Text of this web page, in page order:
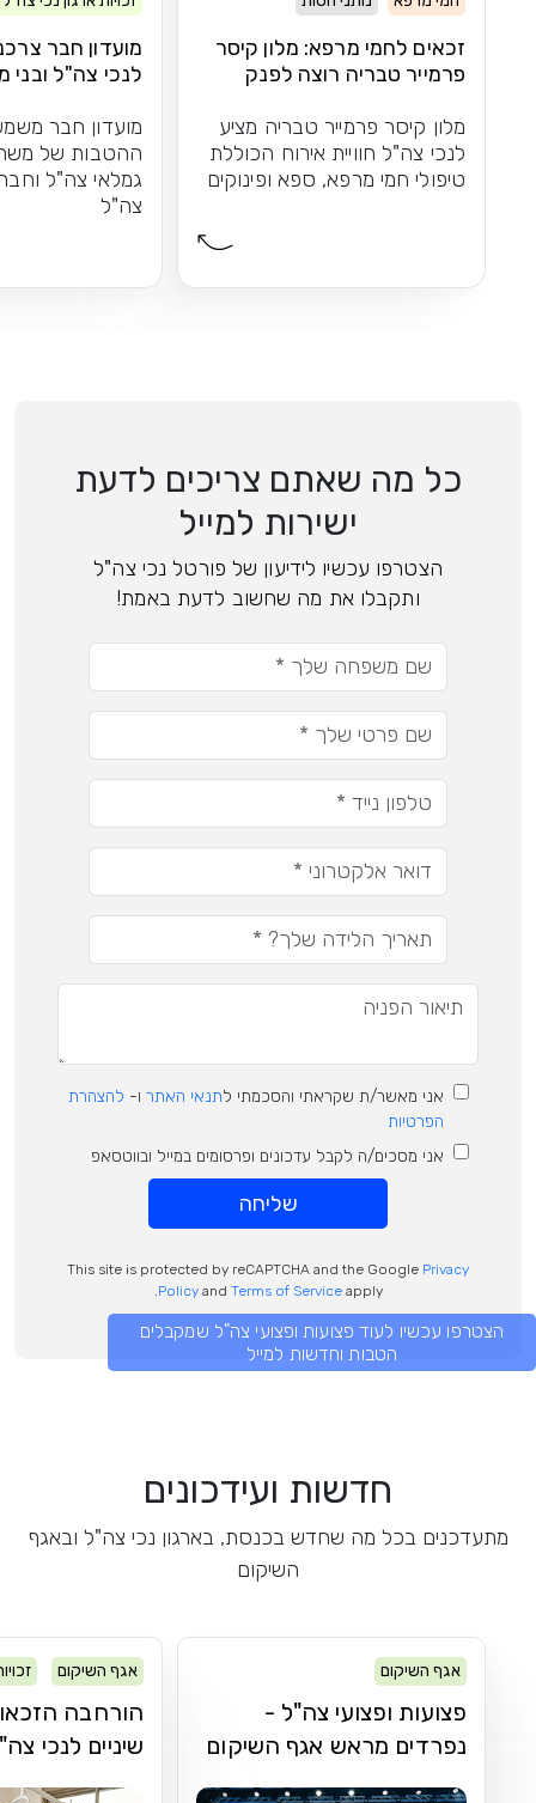
זכאים לחמי מרפא: מלון קיסר
פרמייר טבריה רוצה לפנק
מלון קיסר פרמייר טבריה מציע
לנכי צה"ל חוויית אירוח הכוללת
טיפולי חמי מרפא, ספא ופינוקים
מועדון חבר
לנכי צה"ל
מועדון חבר
ההטבות של
גמלאי צה"ל
צה"ל
כל מה שאתם צריכים לדעת
ישירות למייל
הצטרפו עכשיו לידיעון של פורטל נכי צה"ל
ותקבלו את מה שחשוב לדעת באמת!
אני מאשר/ת שקראתי והסכמתי לתנאי האתר ו- להצהרת
הפרטיות
אני מסכים/ה לקבל עדכונים ופרסומים במייל ובווטסאפ
שליחה
This site is protected by reCAPTCHA and the Google Privacy
Policyand Terms of Serviceapply.
הצטרפו עכשיו לעוד פצועות ופצועי צה"ל שמקבלים
הטבות וחדשות למייל
חדשות ועידכונים
מתעדכנים בכל מה שחדש בכנסת, בארגון נכי צה"ל ובאגף
השיקום
אגף השיקום
פצועות ופצועי צה"ל -
נפרדים מראש אגף השיקום
אגף השיקום
הורחבה
שיניים לנכי